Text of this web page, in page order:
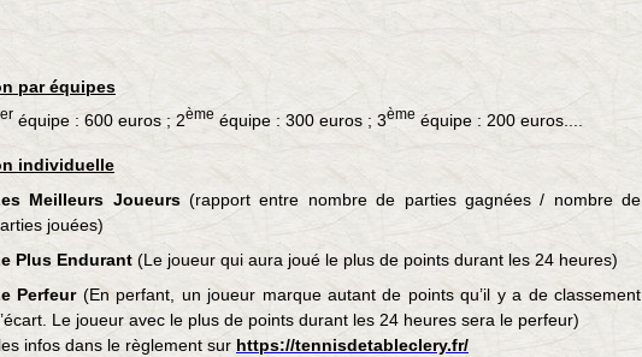
par équipes
er équipe : 600 euros ; 2ème équipe : 300 euros ; 3ème équipe : 200 euros....
individuelle
Meilleurs Joueurs(rapport entre nombre de parties gagnées / nombre de
jouées)
Plus Endurant (Le joueur qui aura joué le plus de points durant les 24 heures)
Perfeur(En perfant, un joueur marque autant de points qu’il y a de classement
Le joueur avec le plus de points durant les 24 heures sera le perfeur)
infos dans le règlement sur https://tennisdetableclery.fr/